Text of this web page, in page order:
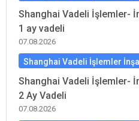
Shanghai Vadeli İşlemler-
1 ay vadeli
07.08.2026
Shanghai Vadeli İşlemler
Shanghai Vadeli İşlemler-
2 Ay Vadeli
07.08.2026